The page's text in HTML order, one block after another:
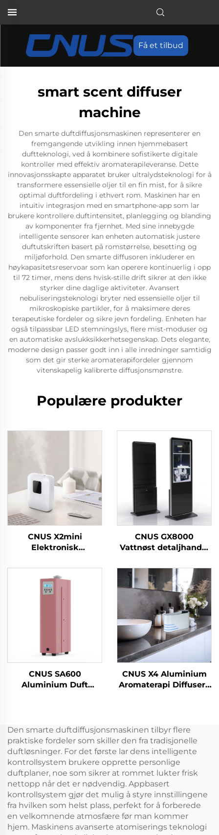
Få et tilbud
smart scent diffuser
machine
Den smarte duftdiffusjonsmaskinen representerer en
fremgangende utvikling innen hjemmebasert
duftteknologi, ved å kombinere sofistikerte digitale
kontroller med effektiv aromaterapileveranse. Dette
innovasjonsskapte apparatet bruker ultralydsteknologi for å
transformere essensielle oljer til en fin mist, for å sikre
optimal duftfordeling i ethvert rom. Maskinen har en
intuitiv integrasjon med en smartphone-app som lar
brukere kontrollere duftintensitet, planlegging og blanding
av komponenter fra fjernhet. Med sine innebygde
intelligente sensorer kan enheten automatisk justere
duftutskriften basert på romstørrelse, besetting og
miljøforhold. Den smarte diffusoren inkluderer en
høykapasitetsreservoar som kan operere kontinuerlig i opp
til 72 timer, mens dens hvisk-stille drift sikrer at den ikke
styrker dine daglige aktiviteter. Avansert
nebuliseringsteknologi bryter ned essensielle oljer til
mikroskopiske partikler, for å maksimere deres
terapeutiske fordeler og sikre jevn fordeling. Enheten har
også tilpassbar LED stemningslys, flere mist-moduser og
en automatiske avslukksikkerhetsegenskap. Dets elegante,
moderne design passer godt inn i alle inredninger samtidig
som det gir sterke aromaterapifordeler gjennom
vitenskapelig kalibrerte diffusjonsmønstre.
Populære produkter
CNUS X2mini
Elektronisk
luktdiffusør Maskin
luft duftolje smart
aroma diffusor Maskin
CNUS GX8000
Vattnøst detaljhandel
rom Profesjonell
aroma diffuser
luktesystem LCD
berøringsskjerm Kiosk
CNUS SA600
Aluminium Duft
duft utan vatn hvac
diffuser Hotel
CNUS X4 Aluminium
Aromaterapi Diffusers
Atomizer
Den smarte duftdiffusjonsmaskinen tilbyr flere
praktiske fordeler som skiller den fra tradisjonelle
duftløsninger. For det første lar dens intelligente
kontrollsystem brukere opprette personlige
duftplaner, noe som sikrer at rommet lukter frisk
nettopp når det er nødvendig. Appbasert
kontrollsystem gjør det mulig å styre innstillingene
fra hvilken som helst plass, perfekt for å forberede
en velkomnende atmosfære før man kommer
hjem. Maskinens avanserte atomiserings teknologi